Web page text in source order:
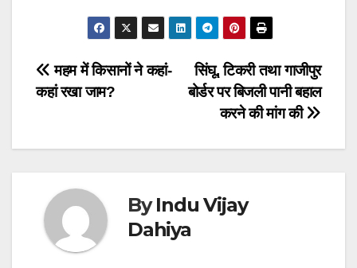
Post
navigation
सिंघू, टिकरी तथा गाजीपुर
बोर्डर पर बिजली पानी बहाल
करने की मांग की
महम में किसानों ने कहां-
कहां रखा जाम?
ByIndu Vijay
Dahiya